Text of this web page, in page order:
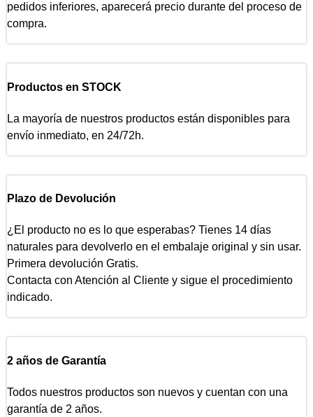
pedidos inferiores, aparecerá precio durante del proceso de
compra.
Productos en STOCK
La mayoría de nuestros productos están disponibles para
envío inmediato, en 24/72h.
Plazo de Devolución
¿El producto no es lo que esperabas? Tienes 14 días
naturales para devolverlo en el embalaje original y sin usar.
Primera devolución Gratis.
Contacta con Atención al Cliente y sigue el procedimiento
indicado.
2 años de Garantía
Todos nuestros productos son nuevos y cuentan con una
garantía de 2 años.